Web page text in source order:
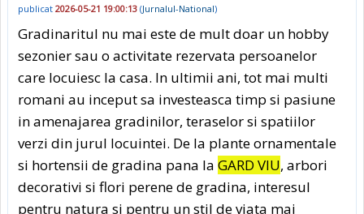
publicat 2026-05-21 19:00:13 (Jurnalul-National)
Gradinaritul nu mai este de mult doar un hobby
sezonier sau o activitate rezervata persoanelor
care locuiesc la casa. In ultimii ani, tot mai multi
romani au inceput sa investeasca timp si pasiune
in amenajarea gradinilor, teraselor si spatiilor
verzi din jurul locuintei. De la plante ornamentale
si hortensii de gradina pana la GARD VIU, arbori
decorativi si flori perene de gradina, interesul
pentru natura si pentru un stil de viata mai